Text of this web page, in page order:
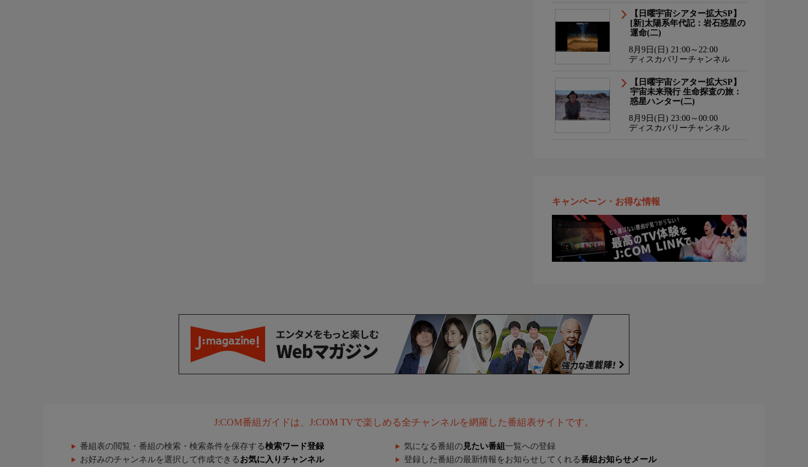
【日曜宇宙シアター拡大SP】
[新]太陽系年代記：岩石惑星の
運命(二)
8月9日(日) 21:00～22:00
ディスカバリーチャンネル
【日曜宇宙シアター拡大SP】
宇宙未来飛行 生命探査の旅：
惑星ハンター(二)
8月9日(日) 23:00～00:00
ディスカバリーチャンネル
キャンペーン・お得な情報
J:COM番組ガイドは、J:COM TVで楽しめる全チャンネルを網羅した番組表サイトです。
番組表の閲覧・番組の検索・検索条件を保存する検索ワード登録 気になる番組の 見たい番組 一覧への登録
お好みのチャンネルを選択して作成できる お気に入りチャンネル 登録した番組の最新情報をお知らせしてくれる番組お知らせメール